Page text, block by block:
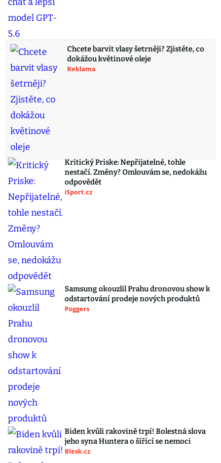
Chcete barvit vlasy šetrněji? Zjistěte, co
dokážou květinové oleje
Reklama
Kritický Priske: Nepřijatelné, tohle
nestačí. Změny? Omlouvám se, nedokážu
odpovědět
iSport.cz
Samsung okouzlil Prahu dronovou show k
odstartování prodeje nových produktů
Poggers
Biden kvůli rakovině trpí! Bolestná slova
jeho syna Huntera o šířící se nemoci
Blesk.cz